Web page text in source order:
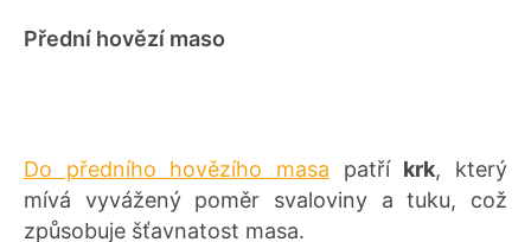
Přední hovězí maso
Do předního hovězího masa patří krk, který
mívá vyvážený poměr svaloviny a tuku, což
způsobuje šťavnatost masa.